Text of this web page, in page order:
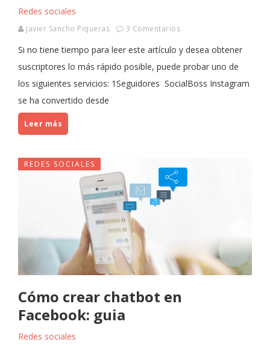
Redes sociales
Javier Sancho Piqueras 3 Comentarios
Si no tiene tiempo para leer este artículo y desea obtener
suscriptores lo más rápido posible, puede probar uno de
los siguientes servicios: 1Seguidores SocialBoss Instagram
se ha convertido desde
Leer más
REDES SOCIALES
Cómo crear chatbot en
Facebook: guia
Redes sociales